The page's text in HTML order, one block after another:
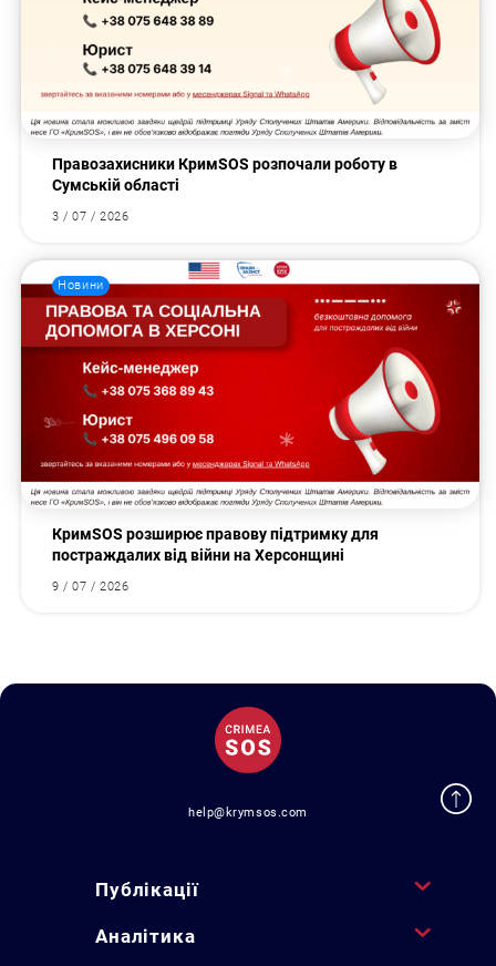
Правозахисники КримSOS розпочали роботу в
Сумській області
3 / 07 / 2026
Новини
КримSOS розширює правову підтримку для
постраждалих від війни на Херсонщині
9 / 07 / 2026
help@krymsos.com
Публікації
Аналітика